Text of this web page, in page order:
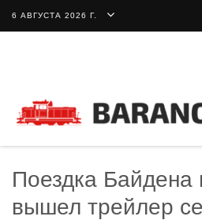
6 АВГУСТА 2026 Г.
Поездка Байдена
вышел трейлер